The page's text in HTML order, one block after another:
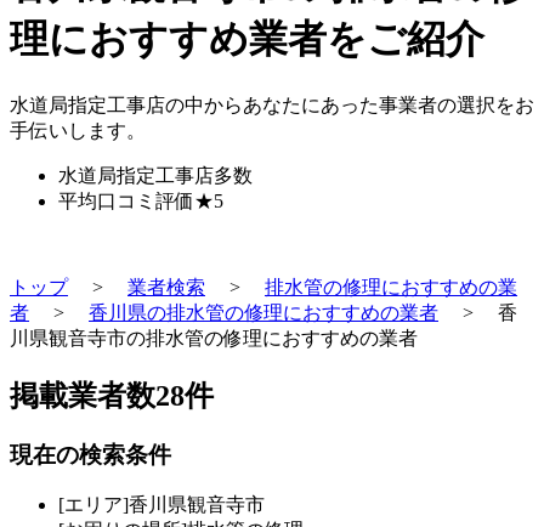
理におすすめ業者をご紹介
水道局指定工事店の中からあなたにあった事業者の選択をお
手伝いします。
水道局指定工事店多数
平均口コミ評価★5
トップ> 業者検索 > 排水管の修理におすすめの業
者 > 香川県の排水管の修理におすすめの業者 > 香
川県観音寺市の排水管の修理におすすめの業者
掲載業者数28件
現在の検索条件
[エリア]香川県観音寺市